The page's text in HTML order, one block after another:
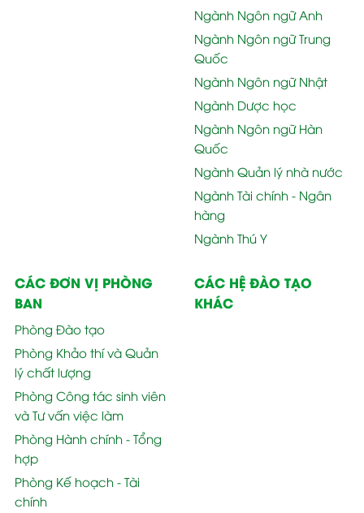
Ngành Ngôn ngữ Anh
Ngành Ngôn ngữ Trung
Quốc
Ngành Ngôn ngữ Nhật
Ngành Dược học
Ngành Ngôn ngữ Hàn
Quốc
Ngành Quản lý nhà nước
Ngành Tài chính - Ngân
hàng
Ngành Thú Y
CÁC ĐƠN VỊ PHÒNG
BAN
Phòng Đào tạo
Phòng Khảo thí và Quản
lý chất lượng
Phòng Công tác sinh viên
và Tư vấn việc làm
Phòng Hành chính - Tổng
hợp
Phòng Kế hoạch - Tài
chính
CÁC HỆ ĐÀO TẠO
KHÁC